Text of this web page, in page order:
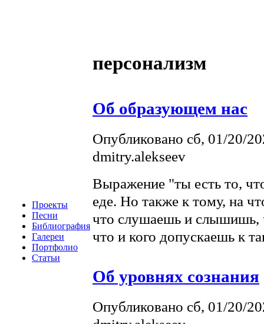
Проекты
Песни
Библиография
Галереи
Портфолио
Статьи
персонализм
Об образующем нас
Опубликовано сб, 01/20/
dmitry.alekseev
Выражение "ты есть то,
еде. Но также к тому, на
что слушаешь и слышишь,
что и кого допускаешь к
Об уровнях сознания
Опубликовано сб, 01/20/